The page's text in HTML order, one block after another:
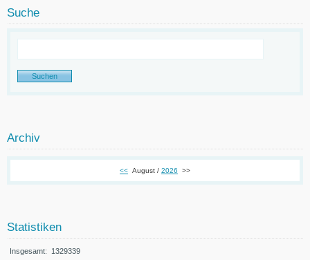
Suche
Archiv
<< August / 2026 >>
Statistiken
Insgesamt: 1329339